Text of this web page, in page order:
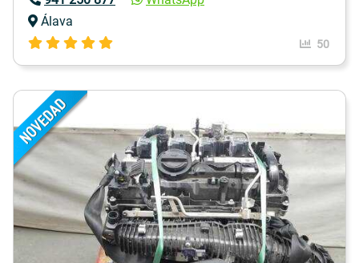
Álava
50